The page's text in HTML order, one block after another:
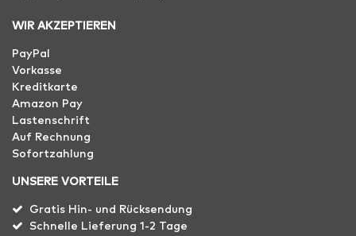
WIR AKZEPTIEREN
PayPal
Vorkasse
Kreditkarte
Amazon Pay
Lastenschrift
Auf Rechnung
Sofortzahlung
UNSERE VORTEILE
Gratis Hin- und Rücksendung
Schnelle Lieferung 1-2 Tage